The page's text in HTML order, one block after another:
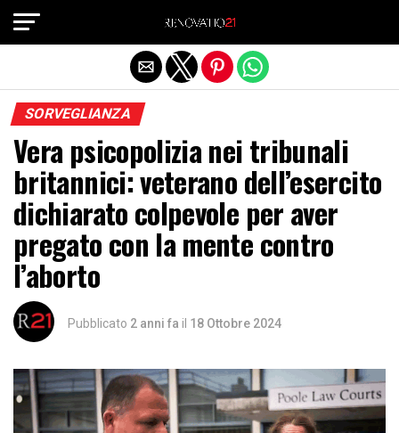
SORVEGLIANZA
Vera psicopolizia nei tribunali
britannici: veterano dell’esercito
dichiarato colpevole per aver
pregato con la mente contro
l’aborto
Pubblicato 2 anni fa il 18 Ottobre 2024
Exit mobile version